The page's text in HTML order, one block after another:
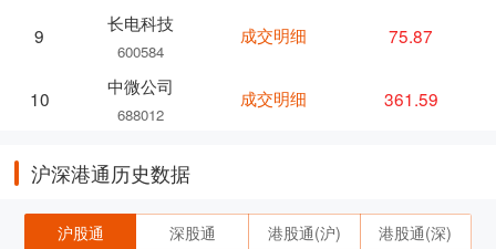
9
长电科技
600584
10
中微公司
688012
成交明细 75.87
成交明细 361.59
沪深港通历史数据
沪股通 深股通 港股通(沪) 港股通(深)